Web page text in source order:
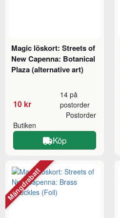
Magic löskort: Streets of
New Capenna: Botanical
Plaza (alternative art)
10 kr
14 på
postorder
Butiken
Postorder
Köp
Mängdrabatt